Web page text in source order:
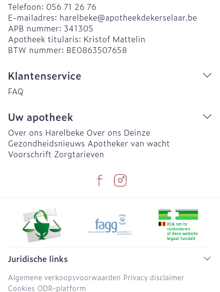
Telefoon: 056 71 26 76
E-mailadres: harelbeke@apotheekdekerselaar.be
APB nummer: 341305
Apotheek titularis: Kristof Mattelin
BTW nummer: BE0863507658
Klantenservice
FAQ
Uw apotheek
Over ons Harelbeke Over ons Deinze
Gezondheidsnieuws Apotheker van wacht
Voorschrift Zorgtarieven
Juridische links
Algemene verkoopsvoorwaarden Privacy disclaimer
Cookies ODR-platform